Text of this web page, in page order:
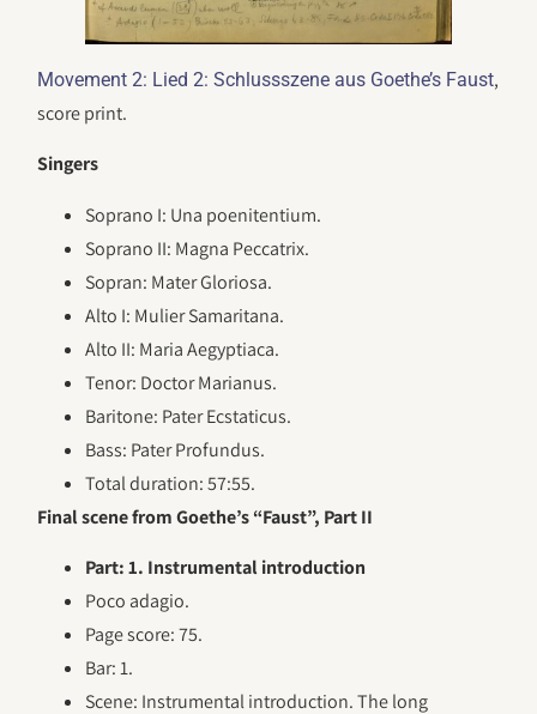
Movement 2: Lied 2: Schlussszene aus Goethe’s Faust,
score print.
Singers
Soprano I: Una poenitentium.
Soprano II: Magna Peccatrix.
Sopran: Mater Gloriosa.
Alto I: Mulier Samaritana.
Alto II: Maria Aegyptiaca.
Tenor: Doctor Marianus.
Baritone: Pater Ecstaticus.
Bass: Pater Profundus.
Total duration: 57:55.
Final scene from Goethe’s “Faust”, Part II
Part: 1. Instrumental introduction
Poco adagio.
Page score: 75.
Bar: 1.
Scene: Instrumental introduction. The long